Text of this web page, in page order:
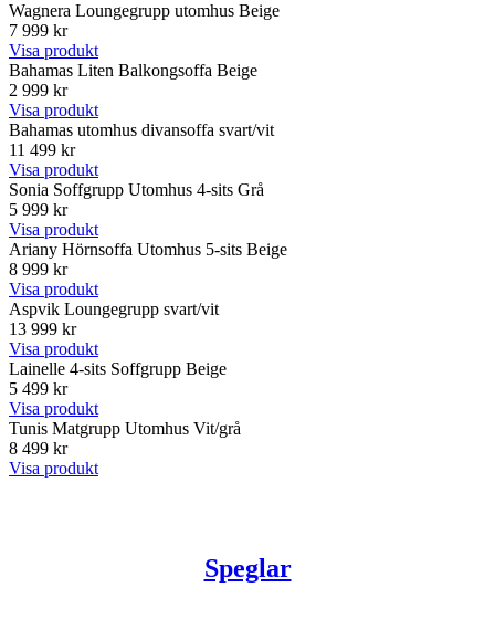
Wagnera Loungegrupp utomhus Beige
7 999 kr
Visa produkt
Bahamas Liten Balkongsoffa Beige
2 999 kr
Visa produkt
Bahamas utomhus divansoffa svart/vit
11 499 kr
Visa produkt
Sonia Soffgrupp Utomhus 4-sits Grå
5 999 kr
Visa produkt
Ariany Hörnsoffa Utomhus 5-sits Beige
8 999 kr
Visa produkt
Aspvik Loungegrupp svart/vit
13 999 kr
Visa produkt
Lainelle 4-sits Soffgrupp Beige
5 499 kr
Visa produkt
Tunis Matgrupp Utomhus Vit/grå
8 499 kr
Visa produkt
Speglar